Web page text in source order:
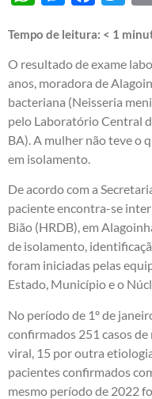
Tempo de leitura: < 1
O resultado de exame
anos, moradora de
bacteriana (Neisseria
pelo Laboratório Central
BA). A mulher não teve o
em isolamento.
De acordo com a
paciente encontra-se
Bião (HRDB), em
de isolamento,
foram iniciadas pelas
Estado, Município e o
No período de 1º de
confirmados 251 casos
viral, 15 por outra
pacientes confirmados
mesmo período de 2022